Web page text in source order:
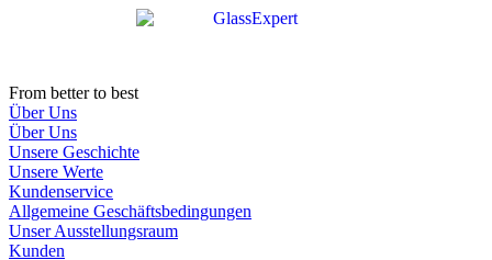
From better to best
Über Uns
Über Uns
Unsere Geschichte
Unsere Werte
Kundenservice
Allgemeine Geschäftsbedingungen
Unser Ausstellungsraum
Kunden